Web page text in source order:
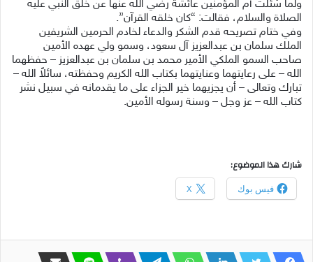
ولما سُئلَت أم المؤمنين عائشة رضي الله عنها عن خلق النبي عليه
الصلاة والسلام، فقالت: “كان خلقه القرآن”.
وفي ختام تصريحه قدم الشكر والدعاء لخادم الحرمين الشريفين
الملك سلمان بن عبدالعزيز آل سعود، وسمو ولي عهده الأمين
صاحب السمو الملكي الأمير محمد بن سلمان بن عبدالعزيز – حفظهما
الله – على رعايتهما وعنايتهما بكتاب الله الكريم وحفظته، سائلاً الله –
تبارك وتعالى – أن يجزيهما خير الجزاء على ما يقدمانه في سبيل نشر
كتاب الله – عز وجل – وسنة رسوله الأمين.
شارك هذا الموضوع:
فيس بوك X